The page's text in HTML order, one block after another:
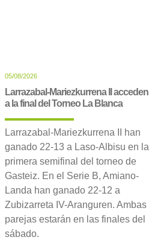
05/08/2026
Larrazabal-Mariezkurrena II acceden
a la final del Torneo La Blanca
Larrazabal-Mariezkurrena II han
ganado 22-13 a Laso-Albisu en la
primera semifinal del torneo de
Gasteiz. En el Serie B, Amiano-
Landa han ganado 22-12 a
Zubizarreta IV-Aranguren. Ambas
parejas estarán en las finales del
sábado.